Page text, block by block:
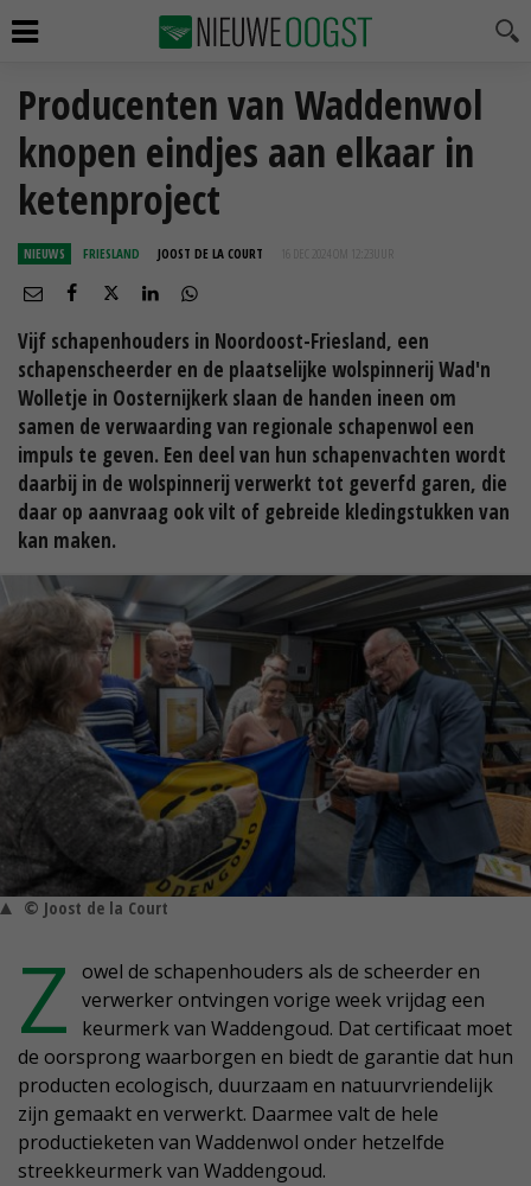
Producenten van Waddenwol
knopen eindjes aan elkaar in
ketenproject
NIEUWS FRIESLAND JOOST DE LA COURT 16 DEC 2024 OM 12:23
Vijf schapenhouders in Noordoost-Friesland, een
schapenscheerder en de plaatselijke wolspinnerij Wad'n
Wolletje in Oosternijkerk slaan de handen ineen om
samen de verwaarding van regionale schapenwol een
impuls te geven. Een deel van hun schapenvachten wordt
daarbij in de wolspinnerij verwerkt tot geverfd garen, die
daar op aanvraag ook vilt of gebreide kledingstukken van
kan maken.
© Joost de la Court
Z owel de schapenhouders als de scheerder en
verwerker ontvingen vorige week vrijdag een
keurmerk van Waddengoud. Dat certificaat moet
de oorsprong waarborgen en biedt de garantie dat hun
producten ecologisch, duurzaam en natuurvriendelijk
zijn gemaakt en verwerkt. Daarmee valt de hele
productieketen van Waddenwol onder hetzelfde
streekkeurmerk van Waddengoud.